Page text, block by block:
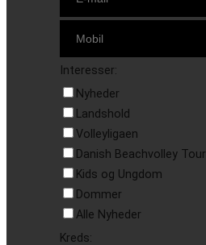
Interesser:
Nyheder
Landshold
Volleyligaen
Danish Beachvolley Tour
Kids og Ungdom
Dommer
Alle Nyheder
Kreds: